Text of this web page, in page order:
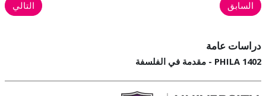
السابق التالي
دراسات عامة
PHILA 1402 - مقدمة في الفلسفة